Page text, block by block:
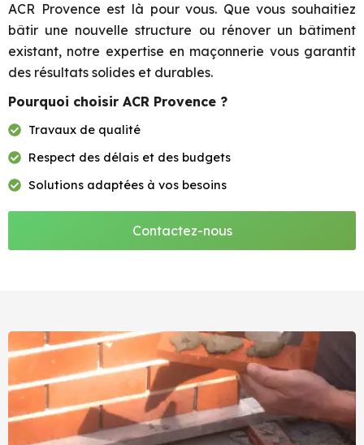
ACR Provence est là pour vous. Que vous souhaitiez
bâtir une nouvelle structure ou rénover un bâtiment
existant, notre expertise en maçonnerie vous garantit
des résultats solides et durables.
Pourquoi choisir ACR Provence ?
Travaux de qualité
Respect des délais et des budgets
Solutions adaptées à vos besoins
Contactez-nous